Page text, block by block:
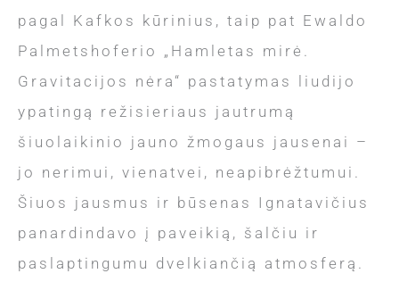
pagal Kafkos kūrinius, taip pat Ewaldo
Palmetshoferio „Hamletas mirė.
Gravitacijos nėra“ pastatymas liudijo
ypatingą režisieriaus jautrumą
šiuolaikinio jauno žmogaus jausenai –
jo nerimui, vienatvei, neapibrėžtumui.
Šiuos jausmus ir būsenas Ignatavičius
panardindavo į paveikią, šalčiu ir
paslaptingumu dvelkiančią atmosferą.